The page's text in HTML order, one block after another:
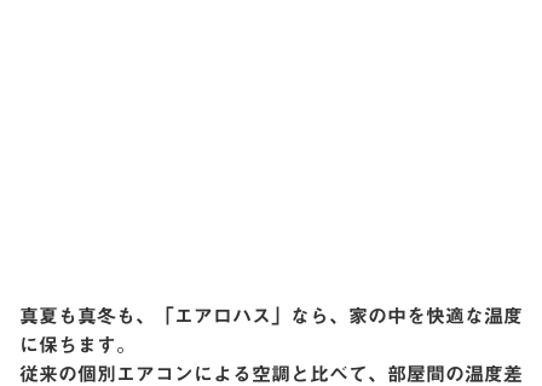
真夏も真冬も、「エアロハス」なら、家の中を快適な温度
に保ちます。
従来の個別エアコンによる空調と比べて、部屋間の温度差